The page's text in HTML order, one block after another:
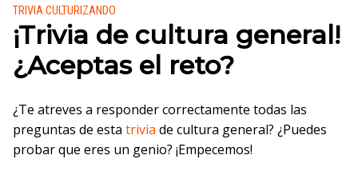
Publicado en:
TRIVIA CULTURIZANDO
¡Trivia de cultura general!
¿Aceptas el reto?
¿Te atreves a responder correctamente todas las
preguntas de esta trivia de cultura general? ¿Puedes
probar que eres un genio? ¡Empecemos!